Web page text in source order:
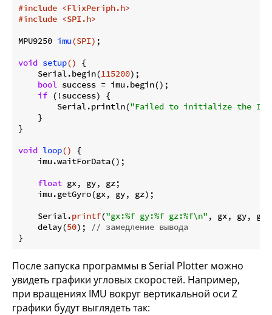
#include <FlixPeriph.h>
#include <SPI.h>
MPU9250 imu(SPI) ;
void setup()
{
    Serial.begin(
115200);
bool success = imu.begin();
if (!success) {
        Serial.println(
"Failed to initialize the
    }
}
void loop()
{
    imu.waitForData();
float gx, gy, gz;
    imu.getGyro(gx, gy, gz);
    Serial.
printf("gx:%f gy:%f gz:%f\n" , gx, gy,
    delay(
50);
// замедление вывода
После запуска программы в Serial Plotter можно
увидеть графики угловых скоростей. Например,
при вращениях IMU вокруг вертикальной оси Z
графики будут выглядеть так: